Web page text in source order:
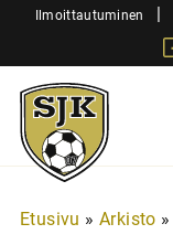
SiirryIlmoittautuminen |
Sjk-
Juniorit
Etusivu » Arkisto »